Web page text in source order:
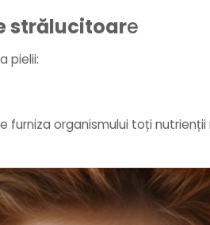
strălucitoare
pielii:
furniza organismului toți